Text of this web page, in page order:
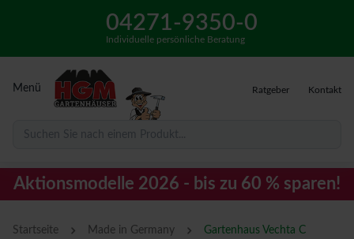
04271-9350-0
Individuelle persönliche Beratung
Menü Ratgeber Kontakt
Suchen Sie nach einem Produkt...
Aktionsmodelle 2026 - bis zu 60 % sparen!
Startseite › Made in Germany › Gartenhaus Vechta C